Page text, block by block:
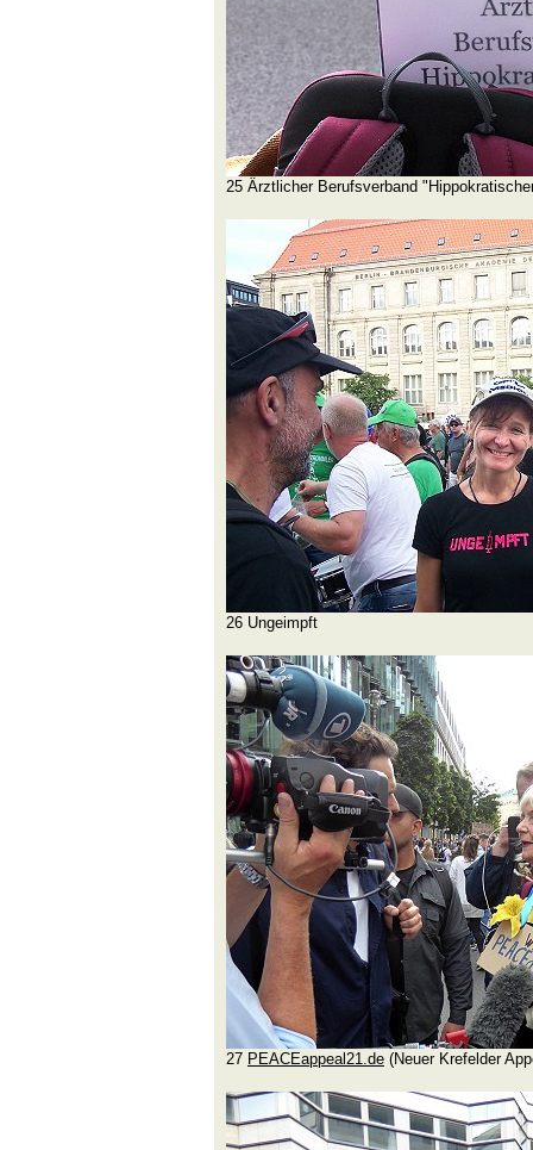
25 Ärztlicher Berufsverband
26 Ungeimpft
27 PEACEappeal21.de (Neuer Krefelder